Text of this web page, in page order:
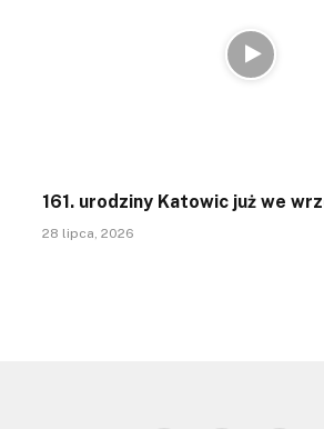
161. urodziny Katowic już we
28 lipca, 2026